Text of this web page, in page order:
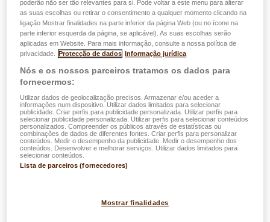
paralisação dos sistemas, o roubo de dados e os
pedidos de resgate exorbitantes, esta realidade é
agora diária.…
poderão não ser tão relevantes para si. Pode voltar a este menu para alterar
as suas escolhas ou retirar o consentimento a qualquer momento clicando na
ligação Mostrar finalidades na parte inferior da página Web (ou no ícone na
parte inferior esquerda da página, se aplicável). As suas escolhas serão
aplicadas em Website. Para mais informação, consulte a nossa política de
privacidade.
Protecção de dados Informação jurídica
Nós e os nossos parceiros tratamos os dados para
fornecermos:
Utilizar dados de geolocalização precisos. Armazenar e/ou aceder a
informações num dispositivo. Utilizar dados limitados para selecionar
publicidade. Criar perfis para publicidade personalizada. Utilizar perfis para
selecionar publicidade personalizada. Utilizar perfis para selecionar conteúdos
personalizados. Compreender os públicos através de estatísticas ou
combinações de dados de diferentes fontes. Criar perfis para personalizar
conteúdos. Medir o desempenho da publicidade. Medir o desempenho dos
conteúdos. Desenvolver e melhorar serviços. Utilizar dados limitados para
selecionar conteúdos.
Lista de parceiros (fornecedores)
Mostrar finalidades